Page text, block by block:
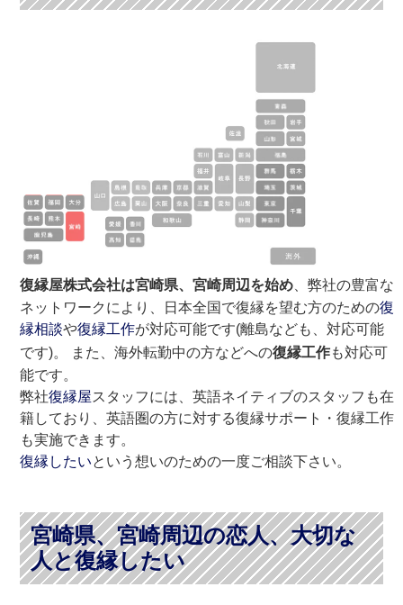
復縁屋株式会社は宮崎県、宮崎周辺を始め 、弊社の豊富な
ネットワークにより、日本全国で復縁を望む方のための復
縁相談や復縁工作が対応可能です(離島なども、対応可能
です)。 また、海外転勤中の方などへの復縁工作も対応可
能です。
弊社復縁屋スタッフには、英語ネイティブのスタッフも在
籍しており、英語圏の方に対する復縁サポート・復縁工作
も実施できます。
復縁したいという想いのための一度ご相談下さい。
宮崎県、宮崎周辺の恋人、大切な
人と復縁したい